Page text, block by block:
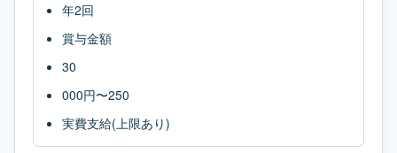
年2回
賞与金額
30
000円〜250
実費支給(上限あり)